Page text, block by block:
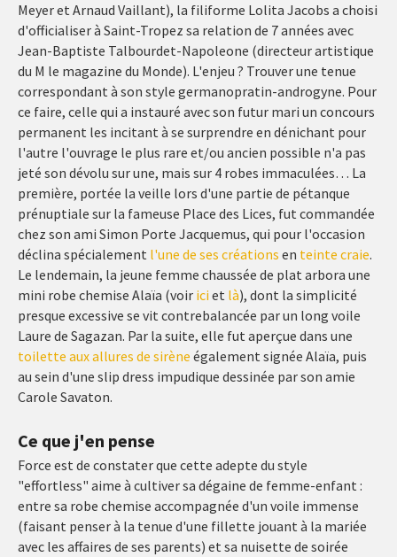
Meyer et Arnaud Vaillant), la filiforme Lolita Jacobs a choisi
d'officialiser à Saint-Tropez sa relation de 7 années avec
Jean-Baptiste Talbourdet-Napoleone (directeur artistique
du M le magazine du Monde). L'enjeu ? Trouver une tenue
correspondant à son style germanopratin-androgyne. Pour
ce faire, celle qui a instauré avec son futur mari un concours
permanent les incitant à se surprendre en dénichant pour
l'autre l'ouvrage le plus rare et/ou ancien possible n'a pas
jeté son dévolu sur une, mais sur 4 robes immaculées… La
première, portée la veille lors d'une partie de pétanque
prénuptiale sur la fameuse Place des Lices, fut commandée
chez son ami Simon Porte Jacquemus, qui pour l'occasion
déclina spécialement l'une de ses créations en teinte craie.
Le lendemain, la jeune femme chaussée de plat arbora une
mini robe chemise Alaïa (voir ici et là), dont la simplicité
presque excessive se vit contrebalancée par un long voile
Laure de Sagazan. Par la suite, elle fut aperçue dans une
toilette aux allures de sirène également signée Alaïa, puis
au sein d'une slip dress impudique dessinée par son amie
Carole Savaton.
Ce que j'en pense
Force est de constater que cette adepte du style
"effortless" aime à cultiver sa dégaine de femme-enfant :
entre sa robe chemise accompagnée d'un voile immense
(faisant penser à la tenue d'une fillette jouant à la mariée
avec les affaires de ses parents) et sa nuisette de soirée